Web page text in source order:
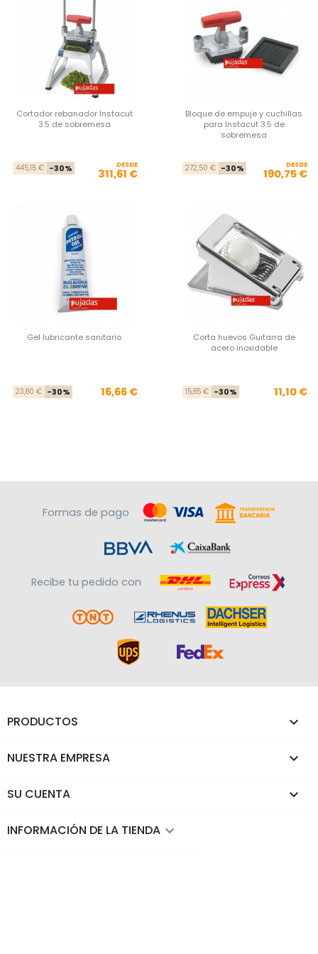
Cortador rebanador Instacut
3.5 de sobremesa
Precio base
445,15 € -30% Precio
DESDE
311,61 €
Bloque de empuje y cuchillas
para Instacut 3.5 de
sobremesa
272,50 € -30% DESDE
190,75 €
Gel lubricante sanitario
Precio base
23,80 € -30% Precio
16,66 €
Corta huevos Guitarra de
acero inoxidable
15,85 € -30% 11,10 €
Formas de pago
Recibe tu pedido con
PRODUCTOS 
NUESTRA EMPRESA 
SU CUENTA 
INFORMACIÓN DE LA TIENDA keyboard_arrow_down